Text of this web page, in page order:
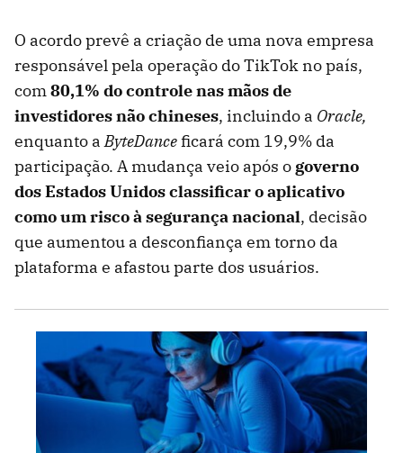
O acordo prevê a criação de uma nova empresa
responsável pela operação do TikTok no país,
com80,1% do controle nas mãos de
investidores não chineses, incluindo a Oracle,
enquanto aByteDanceficará com 19,9% da
participação. A mudança veio após o governo
dos Estados Unidos classificar o aplicativo
como um risco à segurança nacional, decisão
que aumentou a desconfiança em torno da
plataforma e afastou parte dos usuários.